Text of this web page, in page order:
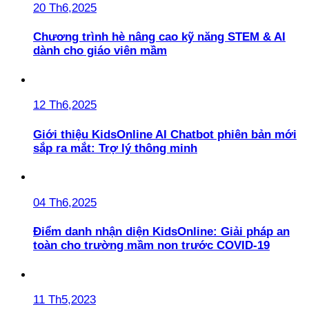
20 Th6,2025
Chương trình hè nâng cao kỹ năng STEM & AI
dành cho giáo viên mầm
12 Th6,2025
Giới thiệu KidsOnline AI Chatbot phiên bản mới
sắp ra mắt: Trợ lý thông minh
04 Th6,2025
Điểm danh nhận diện KidsOnline: Giải pháp an
toàn cho trường mầm non trước COVID-19
11 Th5,2023